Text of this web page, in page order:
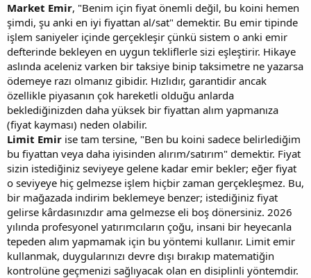
Market Emir, "Benim için fiyat önemli değil, bu koini hemen
şimdi, şu anki en iyi fiyattan al/sat" demektir. Bu emir tipinde
işlem saniyeler içinde gerçekleşir çünkü sistem o anki emir
defterinde bekleyen en uygun tekliflerle sizi eşleştirir. Hikaye
aslında aceleniz varken bir taksiye binip taksimetre ne yazarsa
ödemeye razı olmanız gibidir. Hızlıdır, garantidir ancak
özellikle piyasanın çok hareketli olduğu anlarda
beklediğinizden daha yüksek bir fiyattan alım yapmanıza
(fiyat kayması) neden olabilir.
Limit Emir ise tam tersine, "Ben bu koini sadece belirlediğim
bu fiyattan veya daha iyisinden alırım/satırım" demektir. Fiyat
sizin istediğiniz seviyeye gelene kadar emir bekler; eğer fiyat
o seviyeye hiç gelmezse işlem hiçbir zaman gerçekleşmez. Bu,
bir mağazada indirim beklemeye benzer; istediğiniz fiyat
gelirse kârdasınızdır ama gelmezse eli boş dönersiniz. 2026
yılında profesyonel yatırımcıların çoğu, insani bir heyecanla
tepeden alım yapmamak için bu yöntemi kullanır. Limit emir
kullanmak, duygularınızı devre dışı bırakıp matematiğin
kontrolüne geçmenizi sağlıyacak olan en disiplinli yöntemdir.